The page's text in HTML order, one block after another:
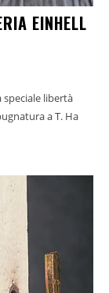
EINHELL
libertà
a T. Ha